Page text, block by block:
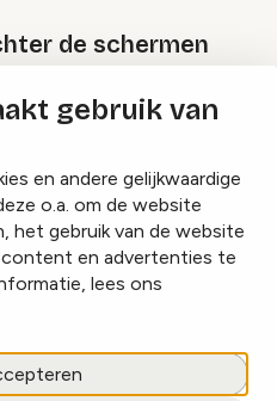
gebruik van
en andere gelijkwaardige
o.a. om de website
het gebruik van de website
content en advertenties te
lees ons
de schermen
Specials